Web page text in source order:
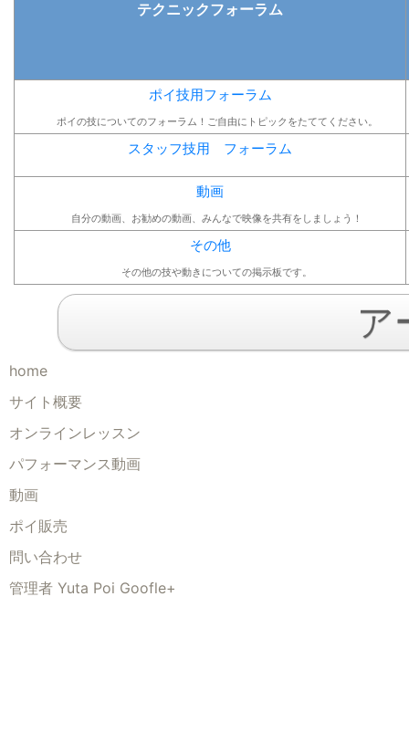
テクニックフォーラム
ポイ技用フォーラム
ポイの技についてのフォーラム！ご自由にトピックをたててください。
スタッフ技用 フォーラム
動画
自分の動画、お勧めの動画、みんなで映像を共有をしましょう！
その他
その他の技や動きについての掲示板です。
ア
home
サイト概要
オンラインレッスン
パフォーマンス動画
動画
ポイ販売
問い合わせ
管理者 Yuta Poi Goofle+